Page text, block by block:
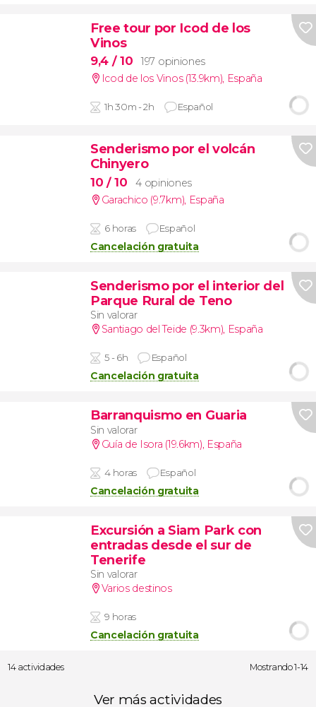
Free tour por Icod de los
Vinos
9,4 / 10
197 opiniones
Icod de los Vinos (13.9km), España
1h 30m - 2h Español
Senderismo por el volcán
Chinyero
10 / 10
4 opiniones
Garachico (9.7km), España
6 horas Español
Cancelación gratuita
Senderismo por el interior del
Parque Rural de Teno
Sin valorar
Santiago del Teide (9.3km), España
5 - 6h Español
Cancelación gratuita
Barranquismo en Guaria
Sin valorar
Guía de Isora (19.6km), España
4 horas Español
Cancelación gratuita
Excursión a Siam Park con
entradas desde el sur de
Tenerife
Sin valorar
Varios destinos
9 horas
Cancelación gratuita
14 actividades Mostrando 1-14
Ver más actividades